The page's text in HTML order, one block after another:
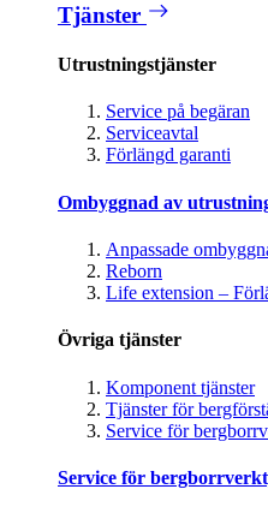
Tjänster
Utrustningstjänster
Service på begäran
Serviceavtal
Förlängd garanti
Ombyggnad av
Anpassade
Reborn
Life extension –
Övriga tjänster
Komponent tjänster
Tjänster för
Service för
Service för